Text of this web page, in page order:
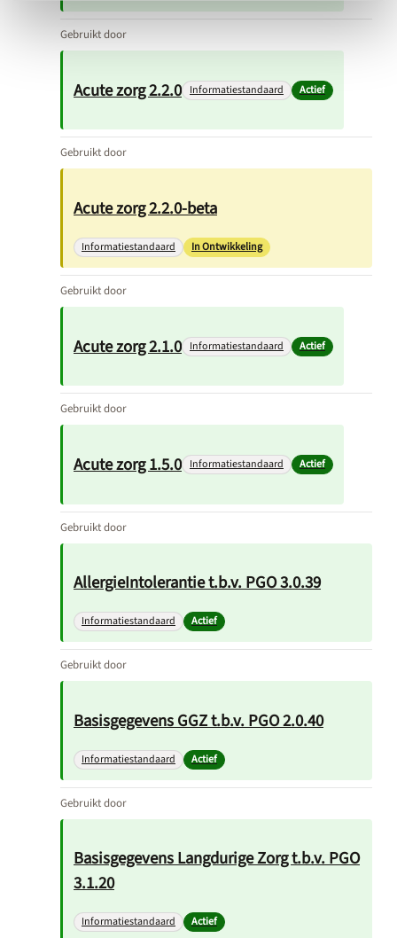
Gebruikt door
Acute zorg 2.2.0 Informatiestandaard Actief
Gebruikt door
Acute zorg 2.2.0-beta
Informatiestandaard In Ontwikkeling
Gebruikt door
Acute zorg 2.1.0 Informatiestandaard Actief
Gebruikt door
Acute zorg 1.5.0 Informatiestandaard Actief
Gebruikt door
AllergieIntolerantie t.b.v. PGO 3.0.39
Informatiestandaard Actief
Gebruikt door
Basisgegevens GGZ t.b.v. PGO 2.0.40
Informatiestandaard Actief
Gebruikt door
Basisgegevens Langdurige Zorg t.b.v. PGO
3.1.20
Informatiestandaard Actief